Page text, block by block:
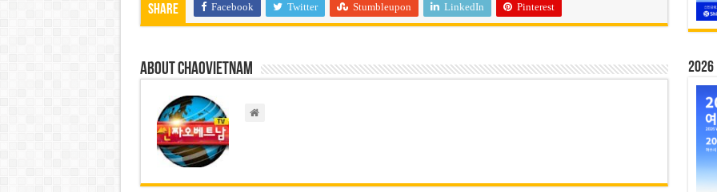
Share Facebook Twitter Stumbleupon LinkedIn Pinterest
About chaovietnam